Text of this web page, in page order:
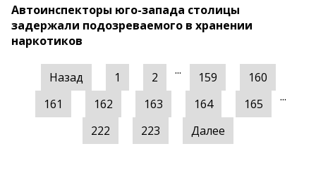
Автоинспекторы юго-запада столицы
задержали подозреваемого в хранении
наркотиков
Назад 1 2 ... 159
160
161
162 163 164 165 ...
222 223 Далее